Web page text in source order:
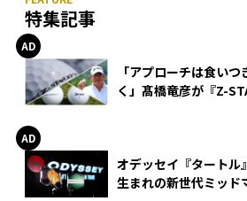
特集記事
「アプローチは食い
く」髙橋竜彦が『Z-
オデッセイ『タートル
生まれの新世代ミッド